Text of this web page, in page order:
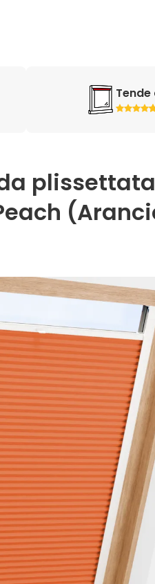
Tende